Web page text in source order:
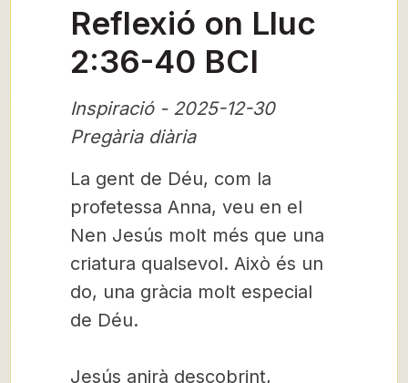
Reflexió on Lluc
2:36-40 BCI
Inspiració - 2025-12-30
Pregària diària
La gent de Déu, com la
profetessa Anna, veu en el
Nen Jesús molt més que una
criatura qualsevol. Això és un
do, una gràcia molt especial
de Déu.
Jesús anirà descobrint,